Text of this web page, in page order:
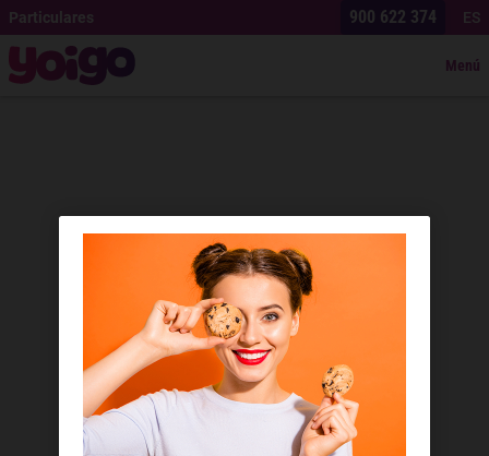
Particulares 900 622 374 ES
Menú